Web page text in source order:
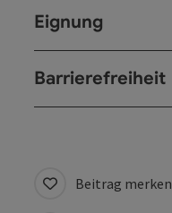
Eignung
Barrierefreiheit
Beitrag merken